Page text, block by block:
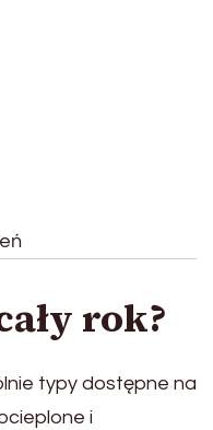
rok?
typy dostępne na
i